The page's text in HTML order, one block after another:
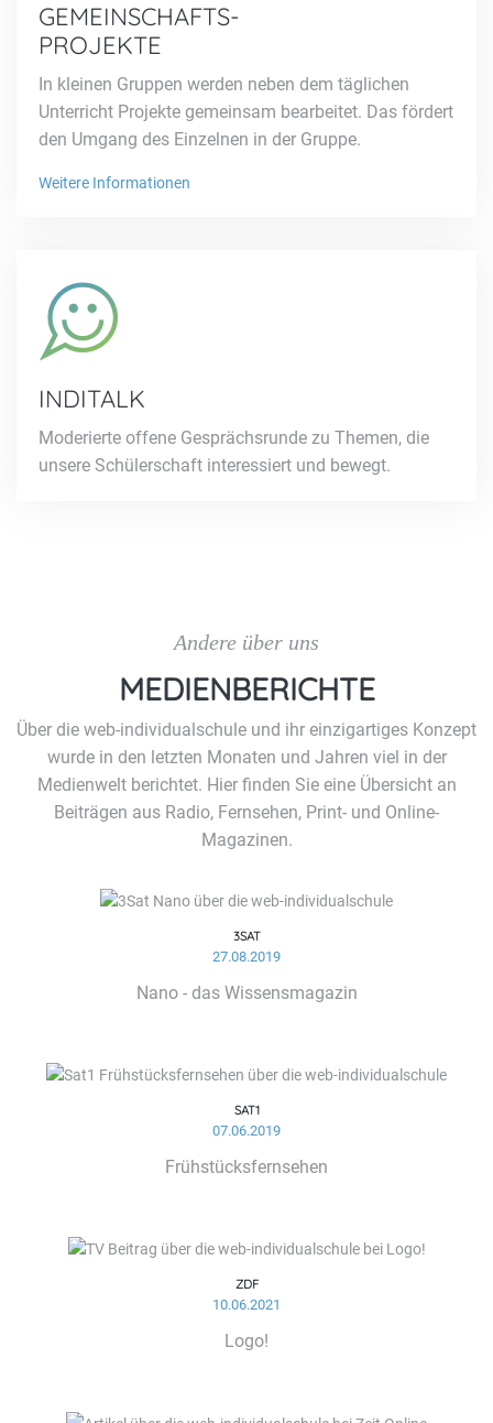
GEMEINSCHAFTS-
PROJEKTE
In kleinen Gruppen werden neben dem täglichen
Unterricht Projekte gemeinsam bearbeitet. Das fördert
den Umgang des Einzelnen in der Gruppe.
Weitere Informationen
INDITALK
Moderierte offene Gesprächsrunde zu Themen, die
unsere Schülerschaft interessiert und bewegt.
Andere über uns
MEDIENBERICHTE
Über die web-individualschule und ihr einzigartiges Konzept
wurde in den letzten Monaten und Jahren viel in der
Medienwelt berichtet. Hier finden Sie eine Übersicht an
Beiträgen aus Radio, Fernsehen, Print- und Online-
Magazinen.
3SAT
27.08.2019
Nano - das Wissensmagazin
SAT1
07.06.2019
Frühstücksfernsehen
ZDF
10.06.2021
Logo!